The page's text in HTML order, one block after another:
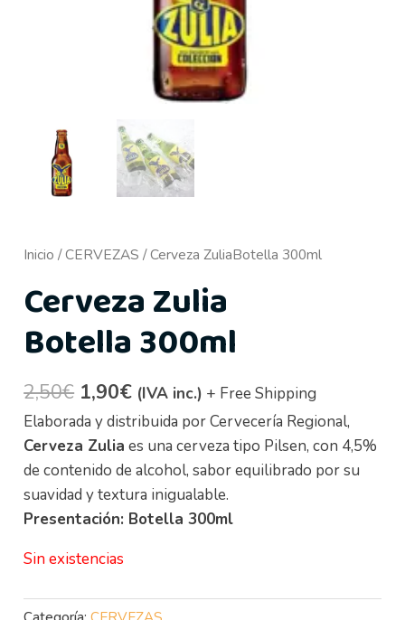
Inicio /CERVEZAS / Cerveza ZuliaBotella 300ml
Cerveza Zulia
Botella 300ml
2,50€ 1,90€ (IVA inc.) + Free Shipping
Elaborada y distribuida por Cervecería Regional,
Cerveza Zulia es una cerveza tipo Pilsen, con 4,5%
de contenido de alcohol, sabor equilibrado por su
suavidad y textura inigualable.
Presentación: Botella 300ml
Sin existencias